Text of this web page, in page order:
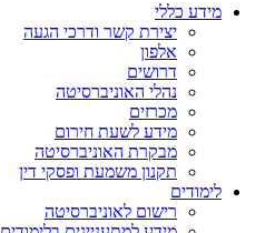
מידע כללי
יצירת קשר ודרכי הגעה
אלפון
דרושים
נהלי האוניברסיטה
מכרזים
מידע לשעת חירום
מבקרת האוניברסיטה
תקנון משמעת ופסקי דין
לימודים
רישום לאוניברסיטה